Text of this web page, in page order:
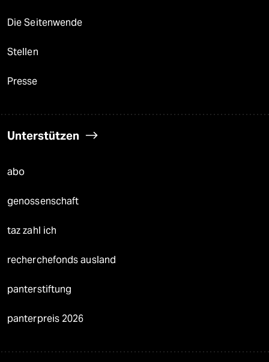
Die Seitenwende
Stellen
Presse
Unterstützen
abo
genossenschaft
taz zahl ich
recherchefonds ausland
panterstiftung
panterpreis 2026